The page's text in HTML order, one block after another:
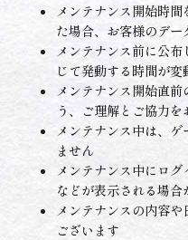
メンテナンス開始時
た場合、お客様のデ
メンテナンス前に公
じて発動する時間が
メンテナンス開始直
う、ご理解とご協力
メンテナンス中は、
ません
メンテナンス中にロ
などが表示される場合
メンテナンスの内容
ございます